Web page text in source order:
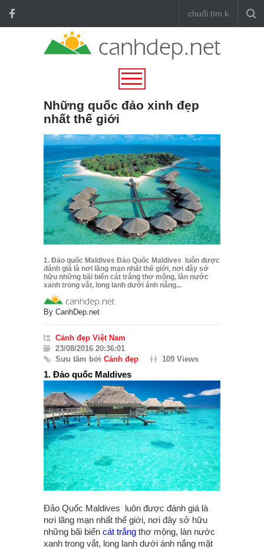
Những quốc đảo xinh đẹp
nhất thế giới
1. Đảo quốc Maldives Đảo Quốc Maldives luôn được
đánh giá là nơi lãng mạn nhất thế giới, nơi đây sở
hữu những bãi biển cát trắng thơ mộng, làn nước
xanh trong vắt, long lanh dưới ánh nắng...
By CanhDep.net
Cảnh đẹp Việt Nam
23/08/2016 20:36:01
Sưu tầm bởi Cảnh đẹp 109 Views
1. Đảo quốc Maldives
Đảo Quốc Maldives luôn được đánh giá là
nơi lãng mạn nhất thế giới, nơi đây sở hữu
những bãi biển cát trắng thơ mộng, làn nước
xanh trong vắt, long lanh dưới ánh nắng mặt